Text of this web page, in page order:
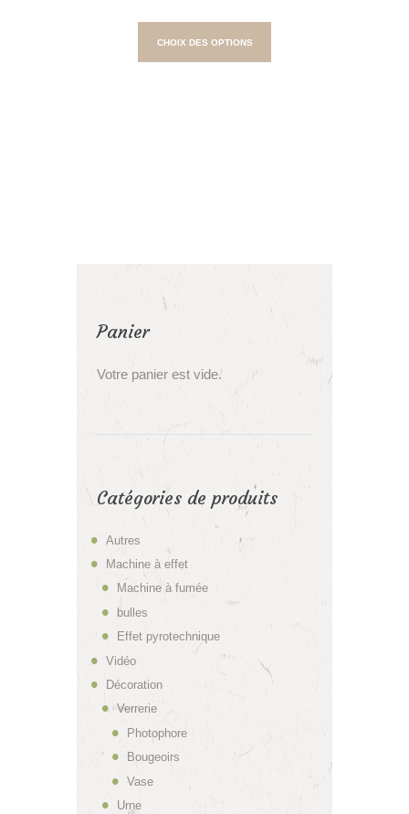
CHOIX DES OPTIONS
Ce
Panier
Votre panier est vide.
Catégories de produits
Autres
Machine à effet
Machine à fumée
bulles
Effet pyrotechnique
Vidéo
Décoration
Verrerie
Photophore
Bougeoirs
Vase
Urne